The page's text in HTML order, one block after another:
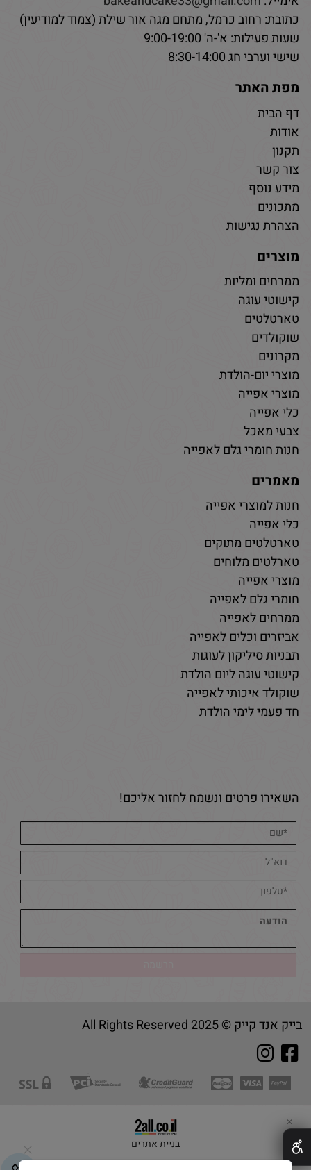
כתובת: רחוב כרמל, מתחם מגה אור שילת (צמוד למודיעין)
שעות פעילות: א'-ה' 9:00-19:00
שישי וערבי חג 8:30-14:00
מפת האתר
דף הבית
אודות
תקנון
צור קשר
מידע נוסף
מתכונים
הצהרת נגישות
מוצרים
ממרחים ומליות
קישוטי עוגה
טארטלטים
שוקולדים
מקרונים
מוצרי יום-הולדת
מוצרי אפייה
כלי אפייה
צבעי מאכל
חנות חומרי גלם לאפייה
מאמרים
חנות למוצרי אפייה
כלי אפייה
טארטלטים מתוקים
טארלטים מלוחים
מוצרי אפייה
חומרי גלם לאפייה
ממרחים לאפייה
אביזרים וכלים לאפייה
תבניות סיליקון לעוגות
קישוטי עוגה ליום הולדת
שוקולד איכותי לאפייה
חד פעמי לימי הולדת
השאירו פרטים ונשמח לחזור אליכם!
בייק אנד קייק © 2025 All Rights Reserved
בניית אתרים
✕